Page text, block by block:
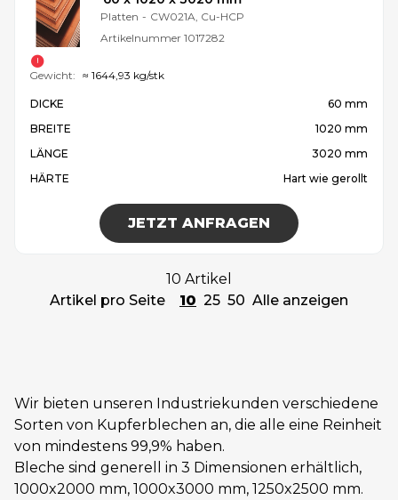
Platten - CW021A, Cu-HCP
Artikelnummer 1017282
DICKE
60 mm
BREITE
1020 mm
LÄNGE
3020 mm
HÄRTE
Hart wie gerollt
JETZT ANFRAGEN
Gewicht: ≈ 1644,93 kg/stk
10 Artikel
Artikel pro Seite
10 25 50 Alle anzeigen
Wir bieten unseren Industriekunden verschiedene
Sorten von Kupferblechen an, die alle eine Reinheit
von mindestens 99,9% haben.
Bleche sind generell in 3 Dimensionen erhältlich,
1000x2000 mm, 1000x3000 mm, 1250x2500 mm.